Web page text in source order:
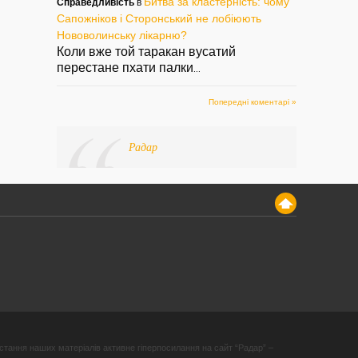
Справедливість в
Сапожніков і Сторонський не лобіюють
Нововолинську лікарню?
Коли вже той таракан вусатий
перестане пхати палки
Попередні коментарі »
Радар
наших матеріалів активне гіперпосилання на сайт “Радар” –